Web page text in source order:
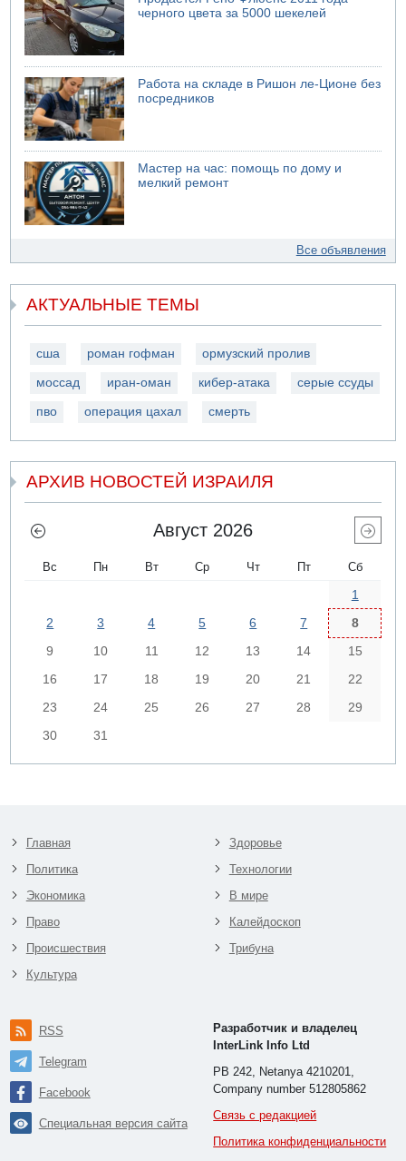
черного цвета за 5000 шекелей
Работа на складе в Ришон ле-Ционе без
посредников
Мастер на час: помощь по дому и
мелкий ремонт
Все объявления
АКТУАЛЬНЫЕ ТЕМЫ
сша роман гофман ормузский пролив
моссад иран-оман кибер-атака серые ссуды
пво операция цахал смерть
АРХИВ НОВОСТЕЙ ИЗРАИЛЯ
Август 2026
Вс Пн Вт Ср Чт Пт Сб
1
2
3 4 5 6 7
8
9
10 11 12 13 14
15
16
17 18 19 20 21
22
23
24 25 26 27 28
29
30
31
Главная
Политика
Экономика
Право
Происшествия
Культура
Здоровье
Технологии
В мире
Калейдоскоп
Трибуна
RSS
Telegram
Facebook
Специальная версия сайта
Разработчик и владелец
InterLink Info Ltd
PB 242, Netanya 4210201,
Company number 512805862
Связь с редакцией
Политика конфиденциальности